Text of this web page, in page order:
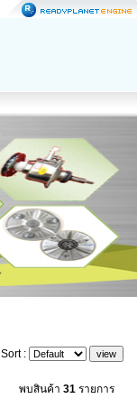
Sort :
พบสินค้า 31 รายการ